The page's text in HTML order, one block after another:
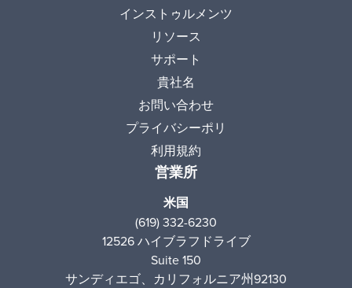
インストゥルメンツ
リソース
サポート
貴社名
お問い合わせ
プライバシーポリ
利用規約
営業所
米国
(619) 332-6230
12526 ハイブラフドライブ
Suite 150
サンディエゴ、カリフォルニア州92130